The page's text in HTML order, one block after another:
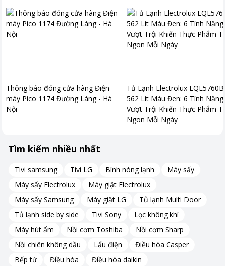
Thông báo đóng cửa hàng Điện
máy Pico 1174 Đường Láng - Hà
Nội
Tủ Lạnh Electrolux
562 Lít Màu Đen: 6 Tính Năng
Vượt Trội Khiến Thực Phẩm
Ngon Mỗi Ngày
Tìm kiếm nhiều nhất
Tivi samsung Tivi LG Bình nóng lạnh
Máy sấy
Máy sấy Electrolux
Máy giặt Electrolux
Máy sấy Samsung
Máy giặt LG
Tủ lạnh Multi Door
Tủ lạnh side by side
Tivi Sony
Lọc không khí
Máy hút ẩm
Nồi cơm Toshiba
Nồi cơm Sharp
Nồi chiên không dầu
Lẩu điện
Điều hòa Casper
Bếp từ
Điều hòa Điều hòa daikin